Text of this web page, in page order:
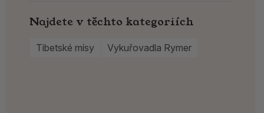
Najdete v těchto kategoriích
Tibetské mísy Vykuřovadla Rymer